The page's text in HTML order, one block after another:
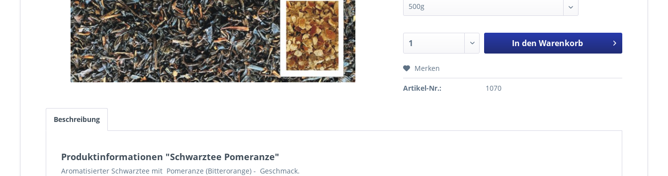
In den Warenkorb
Merken
Artikel-Nr.: 1070
Beschreibung
Produktinformationen "Schwarztee Pomeranze"
Aromatisierter Schwarztee mit Pomeranze (Bitterorange) - Geschmack.